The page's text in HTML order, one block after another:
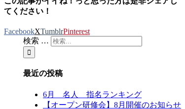
てください！
FacebookXTumblrPinterest
検索 …
最近の投稿
6月 名人 指名ランキング
【オープン研修会】8月開催のお知らせ